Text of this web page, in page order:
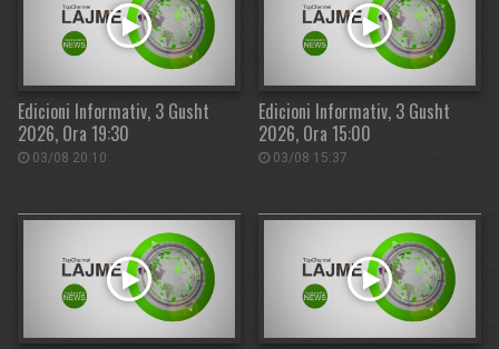
Edicioni Informativ, 3 Gusht
2026, Ora 19:30
03/08 20:10
Edicioni Informativ, 3 Gusht
2026, Ora 15:00
03/08 15:37